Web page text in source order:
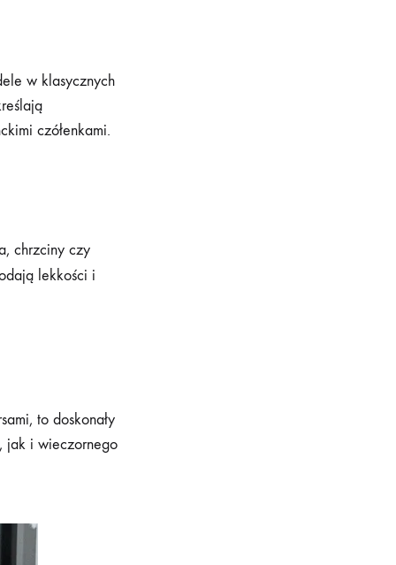
w klasycznych
czółenkami.
chrzciny czy
lekkości i
to doskonały
jak i wieczornego